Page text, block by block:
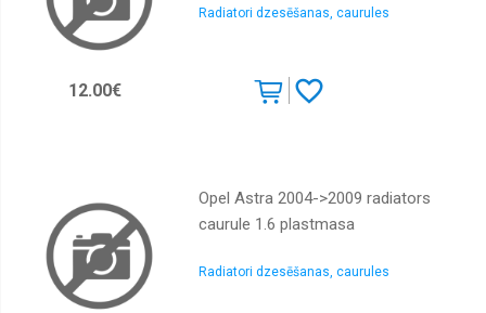
Radiatori dzesēšanas, caurules
12.00€
Opel Astra 2004->2009 radiators
caurule 1.6 plastmasa
Radiatori dzesēšanas, caurules